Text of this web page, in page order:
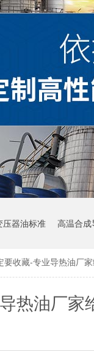
压器油标准 高温合成
要收藏-专业导热油厂
热油厂家